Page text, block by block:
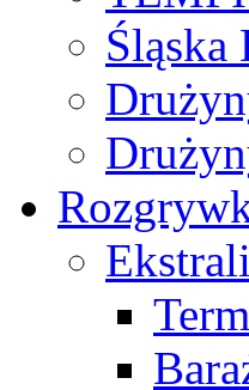
Śląska